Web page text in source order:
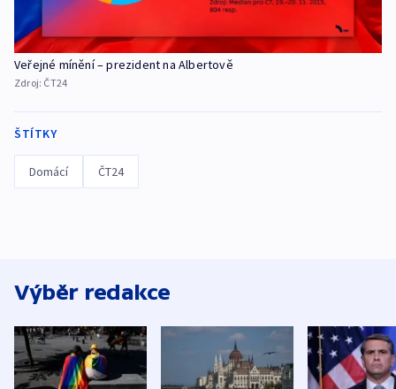
Veřejné mínění – prezident na Albertově
Zdroj: ČT24
ŠTÍTKY
Domácí ČT24
Výběr redakce